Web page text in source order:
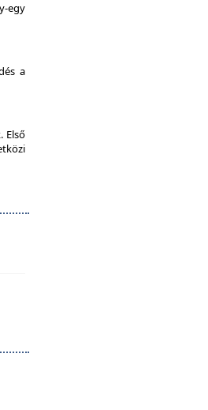
egy
a
Első